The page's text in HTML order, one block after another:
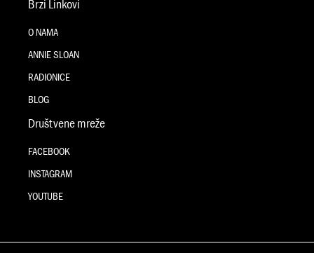
Brzi Linkovi
O NAMA
ANNIE SLOAN
RADIONICE
BLOG
Društvene mreže
FACEBOOK
INSTAGRAM
YOUTUBE